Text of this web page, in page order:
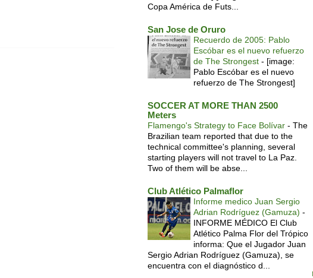
Copa América de Futs...
San Jose de Oruro
Recuerdo de 2005: Pablo
Escóbar es el nuevo refuerzo
de The Strongest - [image:
Pablo Escóbar es el nuevo
refuerzo de The Strongest]
SOCCER AT MORE THAN 2500
Meters
Flamengo's Strategy to Face Bolívar - The
Brazilian team reported that due to the
technical committee's planning, several
starting players will not travel to La Paz.
Two of them will be abse...
Club Atlético Palmaflor
Informe medico Juan Sergio
Adrian Rodríguez (Gamuza) -
INFORME MÉDICO El Club
Atlético Palma Flor del Trópico
informa: Que el Jugador Juan
Sergio Adrian Rodríguez (Gamuza), se
encuentra con el diagnóstico d...